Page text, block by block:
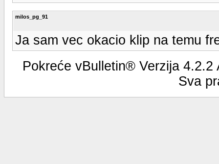
milos_pg_91
Ja sam vec okacio klip na temu
Pokreće vBulletin® Verzija
Sva